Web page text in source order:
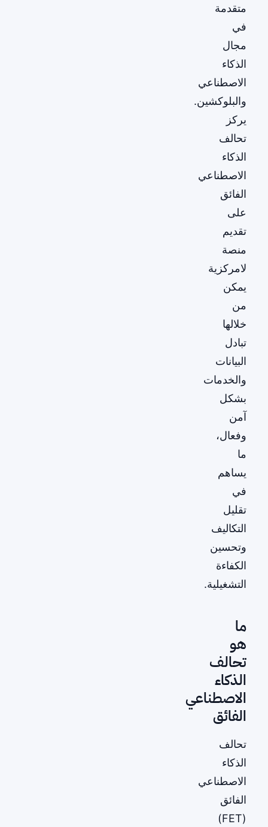
متقدمة
في
مجال
الذكاء
الاصطناعي
والبلوكشين.
يركز
تحالف
الذكاء
الاصطناعي
الفائق
على
تقديم
منصة
لامركزية
يمكن
من
خلالها
تبادل
البيانات
والخدمات
بشكل
آمن
وفعال،
ما
يساهم
في
تقليل
التكاليف
وتحسين
الكفاءة
التشغيلية.
ما
هو
تحالف
الذكاء
الاصطناعي
الفائق
تحالف
الذكاء
الاصطناعي
الفائق
(FET)